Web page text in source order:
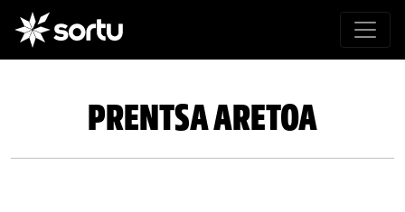
PRENTSA ARETOA